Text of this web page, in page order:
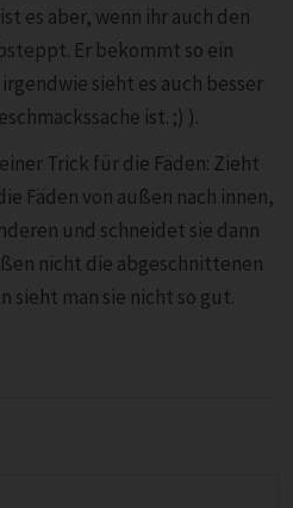
es aber, wenn ihr auch den
Er bekommt so ein
sieht es auch besser
ist. ;) ).
Trick für die Fäden: Zieht
Fäden von außen nach innen,
und schneidet sie dann
nicht die abgeschnittenen
sieht man sie nicht so gut.